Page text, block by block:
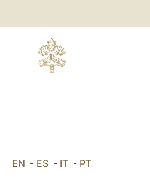
EN - ES- IT- PT